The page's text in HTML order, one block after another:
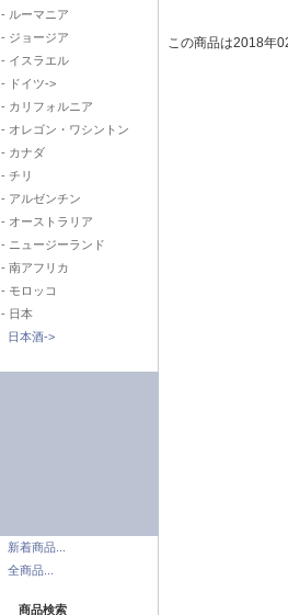
- ルーマニア
- ジョージア
- イスラエル
- ドイツ->
- カリフォルニア
- オレゴン・ワシントン
- カナダ
- チリ
- アルゼンチン
- オーストラリア
- ニュージーランド
- 南アフリカ
- モロッコ
- 日本
日本酒->
新着商品...
全商品...
商品検索
この商品は2018年